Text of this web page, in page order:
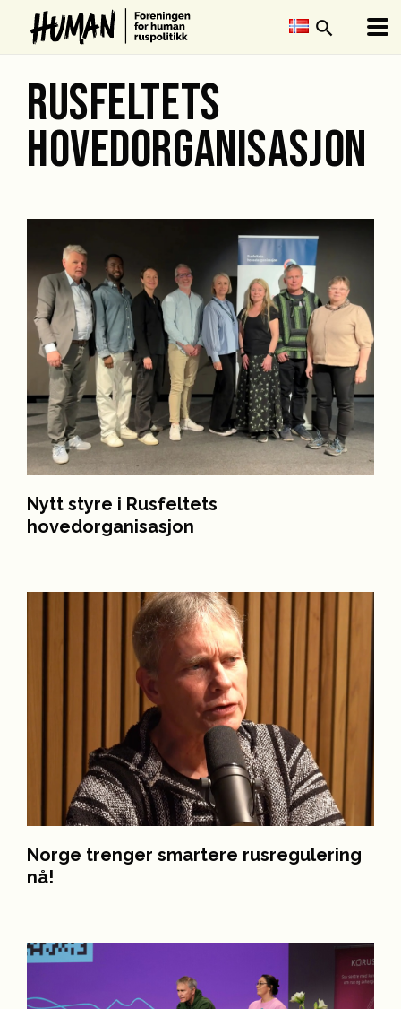
search
RUSFELTETS
HOVEDORGANISASJON
Nytt styre i Rusfeltets
hovedorganisasjon
Norge trenger smartere rusregulering
nå!